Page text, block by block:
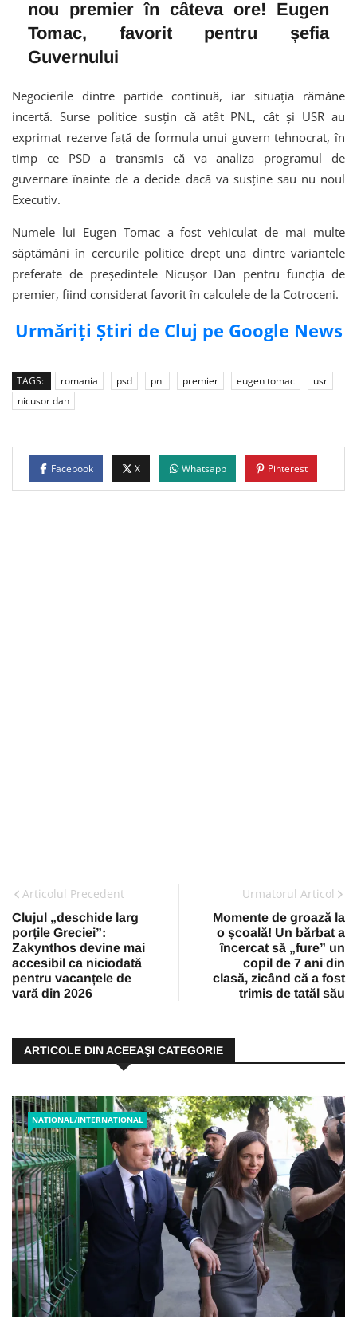
nou premier în câteva ore! Eugen
Tomac, favorit pentru șefia
Guvernului
Negocierile dintre partide continuă, iar situația rămâne
incertă. Surse politice susțin că atât PNL, cât și USR au
exprimat rezerve față de formula unui guvern tehnocrat, în
timp ce PSD a transmis că va analiza programul de
guvernare înainte de a decide dacă va susține sau nu noul
Executiv.
Numele lui Eugen Tomac a fost vehiculat de mai multe
săptămâni în cercurile politice drept una dintre variantele
preferate de președintele Nicușor Dan pentru funcția de
premier, fiind considerat favorit în calculele de la Cotroceni.
Urmăriți Știri de Cluj pe Google News
TAGS: romania psd pnl premier eugen tomac
usr
nicusor dan
Facebook X Whatsapp Pinterest
Articolul Precedent
Clujul „deschide larg
porțile Greciei”:
Zakynthos devine mai
accesibil ca niciodată
pentru vacanțele de
vară din 2026
Urmatorul Articol
Momente de groază la
o școală! Un bărbat a
încercat să „fure” un
copil de 7 ani din
clasă, zicând că a fost
trimis de tatăl său
ARTICOLE DIN ACEEAŞI CATEGORIE
NATIONAL/INTERNATIONAL